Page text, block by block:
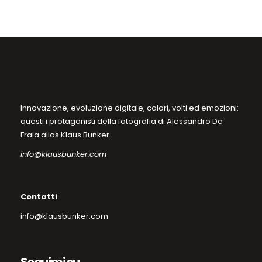
del
Innovazione, evoluzione digitale, colori, volti ed emozioni:
questi i protagonisti della fotografia di Alessandro De
Fraia alias Klaus Bunker.
info@klausbunker.com
Contatti
info@klausbunker.com